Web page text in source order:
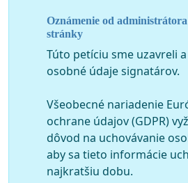
Oznámenie od
stránky
Túto petíciu sme uzavreli
osobné údaje signatárov.
Všeobecné nariadenie
ochrane údajov (GDPR)
dôvod na uchovávanie
aby sa tieto informácie
najkratšiu dobu.